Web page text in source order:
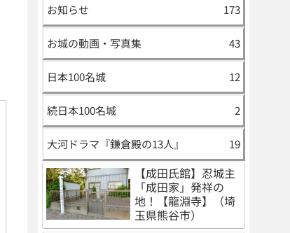
お知らせ 173
お城の動画・写真集 43
日本100名城 12
続日本100名城 2
大河ドラマ『鎌倉殿の13人』 19
【成田氏館】忍城主
「成田家」発祥の
地！【龍淵寺】（埼
玉県熊谷市）